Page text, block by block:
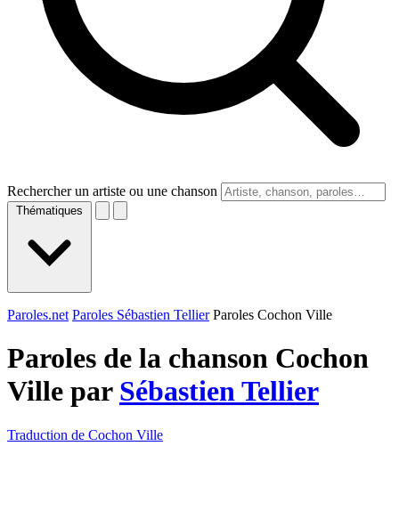
Rechercher un artiste ou une chanson
Thématiques
Paroles.net Paroles Sébastien Tellier Paroles Cochon Ville
Paroles de la chanson Cochon
Ville par Sébastien Tellier
Traduction de Cochon Ville